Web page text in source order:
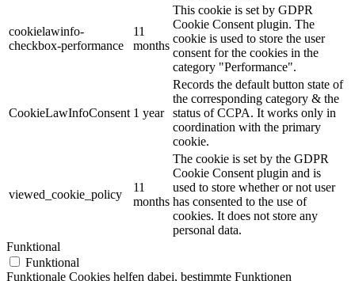
cookielawinfo-
checkbox-performance
11
months
This cookie is set by GDPR
Cookie Consent plugin. The
cookie is used to store the user
consent for the cookies in the
category "Performance".
CookieLawInfoConsent 1 year
Records the default button state of
the corresponding category & the
status of CCPA. It works only in
coordination with the primary
cookie.
viewed_cookie_policy
11
months
The cookie is set by the GDPR
Cookie Consent plugin and is
used to store whether or not user
has consented to the use of
cookies. It does not store any
personal data.
Funktional
Funktional
Funktionale Cookies helfen dabei, bestimmte Funktionen